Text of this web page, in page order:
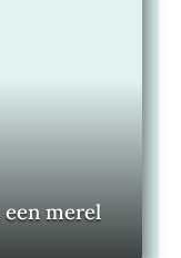
merel